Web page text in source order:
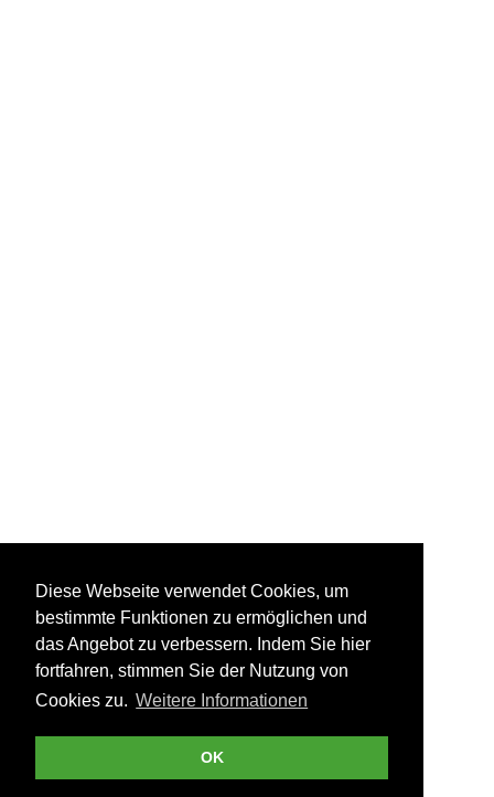
Diese Webseite verwendet Cookies, um
bestimmte Funktionen zu ermöglichen und
das Angebot zu verbessern. Indem Sie hier
fortfahren, stimmen Sie der Nutzung von
Cookies zu. Weitere Informationen
OK